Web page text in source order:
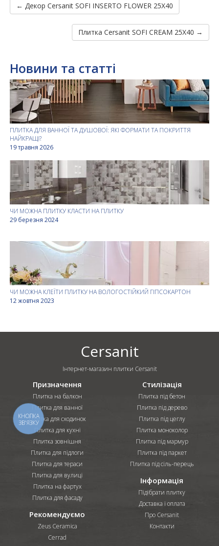
← Декор Cersanit SOFI INSERTO FLOWER 25X40
Плитка Cersanit SOFI CREAM 25X40 →
Новини та статті
ПЛИТКА ДЛЯ ВАННОЇ ТА ДУШОВОЇ: ЯКІ ФОРМАТИ ТА ПОКРИТТЯ
НАЙКРАЩІ?
19 травня 2026
ЧИ МОЖНА ПЛИТКУ КЛАСТИ НА ПЛИТКУ
29 березня 2024
ЧИ МОЖНА КЛЕЇТИ ПЛИТКУ НА ВОЛОГОСТІЙКИЙ ГІПСОКАРТОН
12 жовтня 2023
Cersanit
Інтернет-магазин плитки Cersanit
Призначення
Плитка на балкон
Плитка для ванної
Плитка для сходинок
Плитка для кухні
Плитка зовнішня
Плитка для підлоги
Плитка для тераси
Плитка для вулиці
Плитка на фартух
Плитка для фасаду
Стилізація
Плитка під бетон
Плитка під дерево
Плитка під цеглу
Плитка моноколор
Плитка під мармур
Плитка під паркет
Плитка під сіль-перець
Інформація
Підібрати плитку
Доставка і оплата
Про Cersanit
Контакти
Рекомендуємо
Zeus Ceramica
Cerrad
КНОПКА
ЗВ'ЯЗКУ